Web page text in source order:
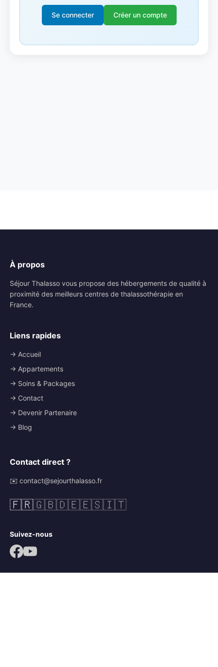
Se connecter Créer un compte
À propos
Séjour Thalasso vous propose des hébergements de qualité à
proximité des meilleurs centres de thalassothérapie en
France.
Liens rapides
→ Accueil
→ Appartements
→ Soins & Packages
→ Contact
→ Devenir Partenaire
→ Blog
Contact direct ?
✉️ contact@sejourthalasso.fr
🇫🇷🇬🇧🇩🇪🇪🇸🇮🇹
Suivez-nous